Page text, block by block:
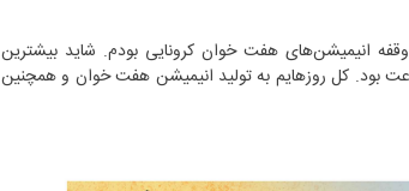
انیمیشن‌های هفت خوان کرونایی بودم. شاید بیشترین
که در یک روز می‌خوابیدم ۵ ساعت بود. کل روزهایم به تولید انیمیشن هفت خوان و همچنین